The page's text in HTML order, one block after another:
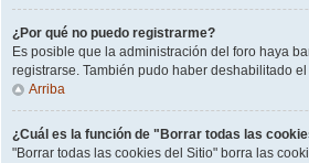
¿Por qué no puedo registrarme?
Es posible que la administración del foro haya
registrarse. También pudo haber deshabilitado
Arriba
¿Cuál es la función de "Borrar todas las
"Borrar todas las cookies del Sitio" borra las